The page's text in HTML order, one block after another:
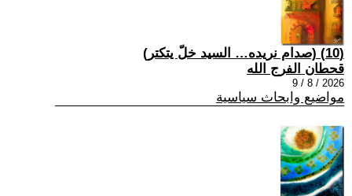
(10) (صدام نريده… السيد خلّ يتكتر)
قحطان الفرج الله
2026 / 8 / 9
مواضيع وابحاث سياسية